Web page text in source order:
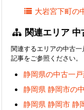
大岩宮下町の
関連エリア
関連するエリアの中古
記事をご参照ください。
静岡県の中古一
静岡県 静岡市の
静岡県 静岡市 静